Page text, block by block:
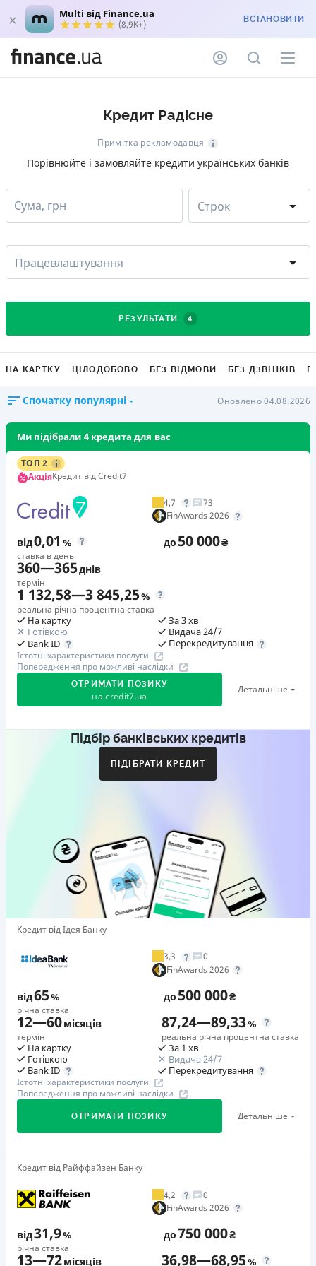
Multi від Finance.ua
(8,9K+) ВСТАНОВИТИ
Кредит Радісне
Примітка рекламодавця
Порівнюйте і замовляйте кредити українських банків
Сума, грн Строк
Працевлаштування
РЕЗУЛЬТАТИ 4
НА КАРТКУ ЦІЛОДОБОВО БЕЗ ВІДМОВИ БЕЗ ДЗВІНКІВ
Спочатку популярні Оновлено 04.08.2026
Ми підібрали 4 кредита для вас
ТОП 2
АкціяКредит від Credit7
4,7
73
FinAwards 2026
від0,01 %
ставка в день
до50 000₴
360—365днів
термін
1 132,58—3 845,25%
реальна річна процентна ставка
На картку
Готівкою
Bank ID
За 3 хв
Видача 24/7
Перекредитування
Істотні характеристики послуги
Попередження про можливі наслідки
ОТРИМАТИ ПОЗИКУ
на credit7.ua
Детальніше
Акція: «Кешбек за друга»
Коли друг реєструється та отримує перший кредит
Бронзовий призер FinAwards 2026 «Найкраща програма
лояльності»
Перший займ
вiд 0,01%/день до 30 000 ₴
Повторний займ
Додаткова комісія за дострокове погашення
у будь-який момент можна повністю погасити позику без
додаткових плат
Страховка
відсутня
Штрафи
Неустойка за невиконання та/або неналежне виконання
споживачем грошових зобов’язань: штраф у розмірі 75%
від суми невиконаного та/або неналежного виконання
зобов’язання на 2-й день кожного факту такого
невиконання та/або неналежного виконання.
Детальніше читайте на сайті МФО.
Необхідні документи
Паспорт,ІПН
Вік
18 - 65 років
Переваги
Підбір банківських кредитів
ПІДІБРАТИ КРЕДИТ
Кредит від Ідея Банку
3,3
0
FinAwards 2026
від65%
річна ставка
до500 000₴
12—60місяців
термін
87,24—89,33%
реальна річна процентна ставка
На картку
Готівкою
Bank ID
За 1 хв
Видача 24/7
Перекредитування
Істотні характеристики послуги
Попередження про можливі наслідки
ОТРИМАТИ ПОЗИКУ Детальніше
🥇Переможець FinAwards 2026
Переможець FinAwards 2026 «Найкращий кредит
готівкою»
вiд 65%/рік до 500 000 ₴
Додаткова комісія за дострокове погашення
Кредит від Райффайзен Банку
4,2
0
FinAwards 2026
від31,9%
річна ставка
до750 000₴
13—72місяців 36,98—68,95%